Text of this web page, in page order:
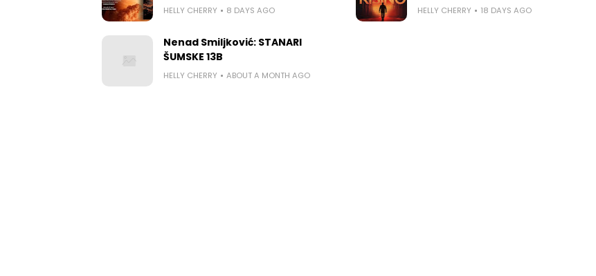
HELLY CHERRY 8 DAYS AGO HELLY CHERRY 18 DAYS AGO
Nenad Smiljković: STANARI
ŠUMSKE 13B
HELLY CHERRY ABOUT A MONTH AGO